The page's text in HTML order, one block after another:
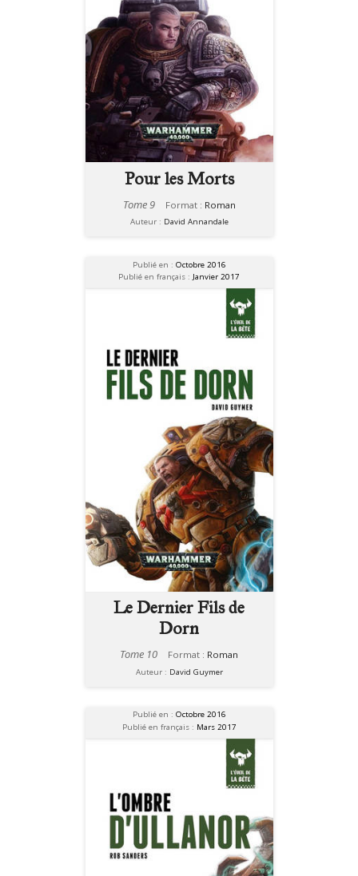
Pour les Morts
Tome 9 Format : Roman
Auteur : David Annandale
Publié en : Octobre 2016
Publié en français : Janvier 2017
Le Dernier Fils de
Dorn
Tome 10 Format : Roman
Auteur : David Guymer
Publié en : Octobre 2016
Publié en français : Mars 2017